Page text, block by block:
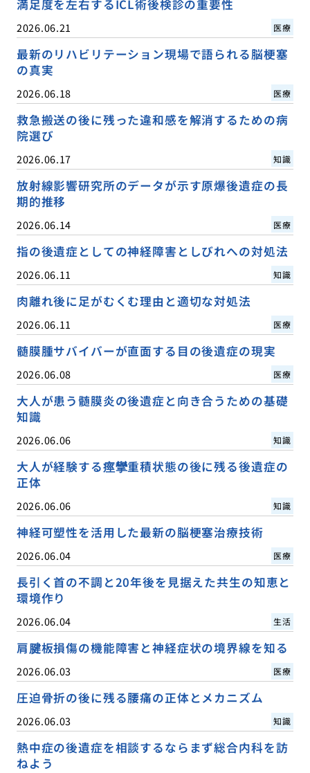
満足度を左右するICL術後検診の重要性
2026.06.21 医療
最新のリハビリテーション現場で語られる脳梗塞
の真実
2026.06.18 医療
救急搬送の後に残った違和感を解消するための病
院選び
2026.06.17 知識
放射線影響研究所のデータが示す原爆後遺症の長
期的推移
2026.06.14 医療
指の後遺症としての神経障害としびれへの対処法
2026.06.11 知識
肉離れ後に足がむくむ理由と適切な対処法
2026.06.11 医療
髄膜腫サバイバーが直面する目の後遺症の現実
2026.06.08 医療
大人が患う髄膜炎の後遺症と向き合うための基礎
知識
2026.06.06 知識
大人が経験する痙攣重積状態の後に残る後遺症の
正体
2026.06.06 知識
神経可塑性を活用した最新の脳梗塞治療技術
2026.06.04 医療
長引く首の不調と20年後を見据えた共生の知恵と
環境作り
2026.06.04 生活
肩腱板損傷の機能障害と神経症状の境界線を知る
2026.06.03 医療
圧迫骨折の後に残る腰痛の正体とメカニズム
2026.06.03 知識
熱中症の後遺症を相談するならまず総合内科を訪
ねよう